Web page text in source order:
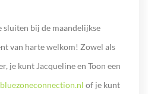
sluiten bij de maandelijkse
van harte welkom! Zowel als
je kunt Jacqueline en Toon een
of je kunt